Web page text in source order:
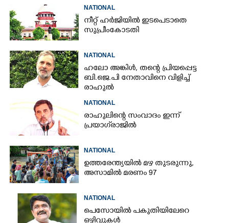
NATIONAL
നീറ്റ് ഹർജിയിൽ ഇടപെടാതെ
സുപ്രീംകോടതി
NATIONAL
ഹലോ അങ്കിൾ,​ തന്റെ പ്രിയപ്പെട്ട
ബി.ജെ.പി നേതാവിനെ വിളിച്ച്
രാഹുൽ
NATIONAL
രാഹുലിന്റെ സംവാദം ഇന്ന്
പ്രയാഗ്‌രാജിൽ
NATIONAL
ഉത്തരേന്ത്യയിൽ മഴ തുടരുന്നു,​
അസാമിൽ മരണം 97
NATIONAL
പെസോയിൽ പകുതിയിലേറെ
ഒഴിവുകൾ